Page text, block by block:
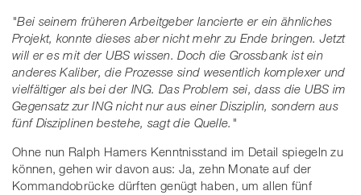
"Bei seinem früheren Arbeitgeber lancierte er ein ähnliches
Projekt, konnte dieses aber nicht mehr zu Ende bringen. Jetzt
will er es mit der UBS wissen. Doch die Grossbank ist ein
anderes Kaliber, die Prozesse sind wesentlich komplexer und
vielfältiger als bei der ING. Das Problem sei, dass die UBS im
Gegensatz zur ING nicht nur aus einer Disziplin, sondern aus
fünf Disziplinen bestehe, sagt die Quelle."
Ohne nun Ralph Hamers Kenntnisstand im Detail spiegeln zu
können, gehen wir davon aus: Ja, zehn Monate auf der
Kommandobrücke dürften genügt haben, um allen fünf